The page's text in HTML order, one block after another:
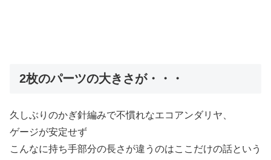
2枚のパーツの大きさが・・・
久しぶりのかぎ針編みで不慣れなエコアンダリヤ、
ゲージが安定せず
こんなに持ち手部分の長さが違うのはここだけの話という